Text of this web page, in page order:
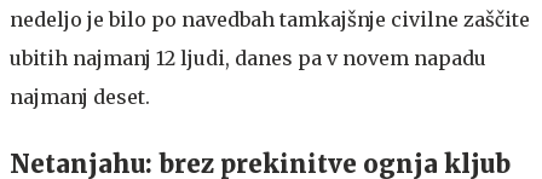
nedeljo je bilo po navedbah tamkajšnje civilne zaščite
ubitih najmanj 12 ljudi, danes pa v novem napadu
najmanj deset.
Netanjahu: brez prekinitve ognja kljub